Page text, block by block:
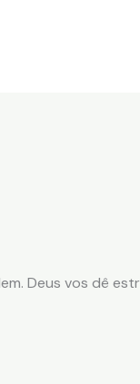
Deus vos dê